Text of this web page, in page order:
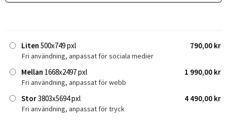
Liten 500x749 pxl 790,00 kr
Fri användning, anpassat för sociala medier
Mellan 1668x2497 pxl 1 990,00 kr
Fri användning, anpassat för webb
Stor3803x5694 pxl 4 490,00 kr
Fri användning, anpassat för tryck